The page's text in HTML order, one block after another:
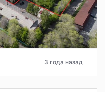
3 года назад